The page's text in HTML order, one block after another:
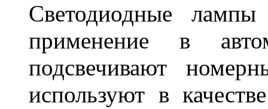
Светодиодные
применение в
подсвечивают
используют в